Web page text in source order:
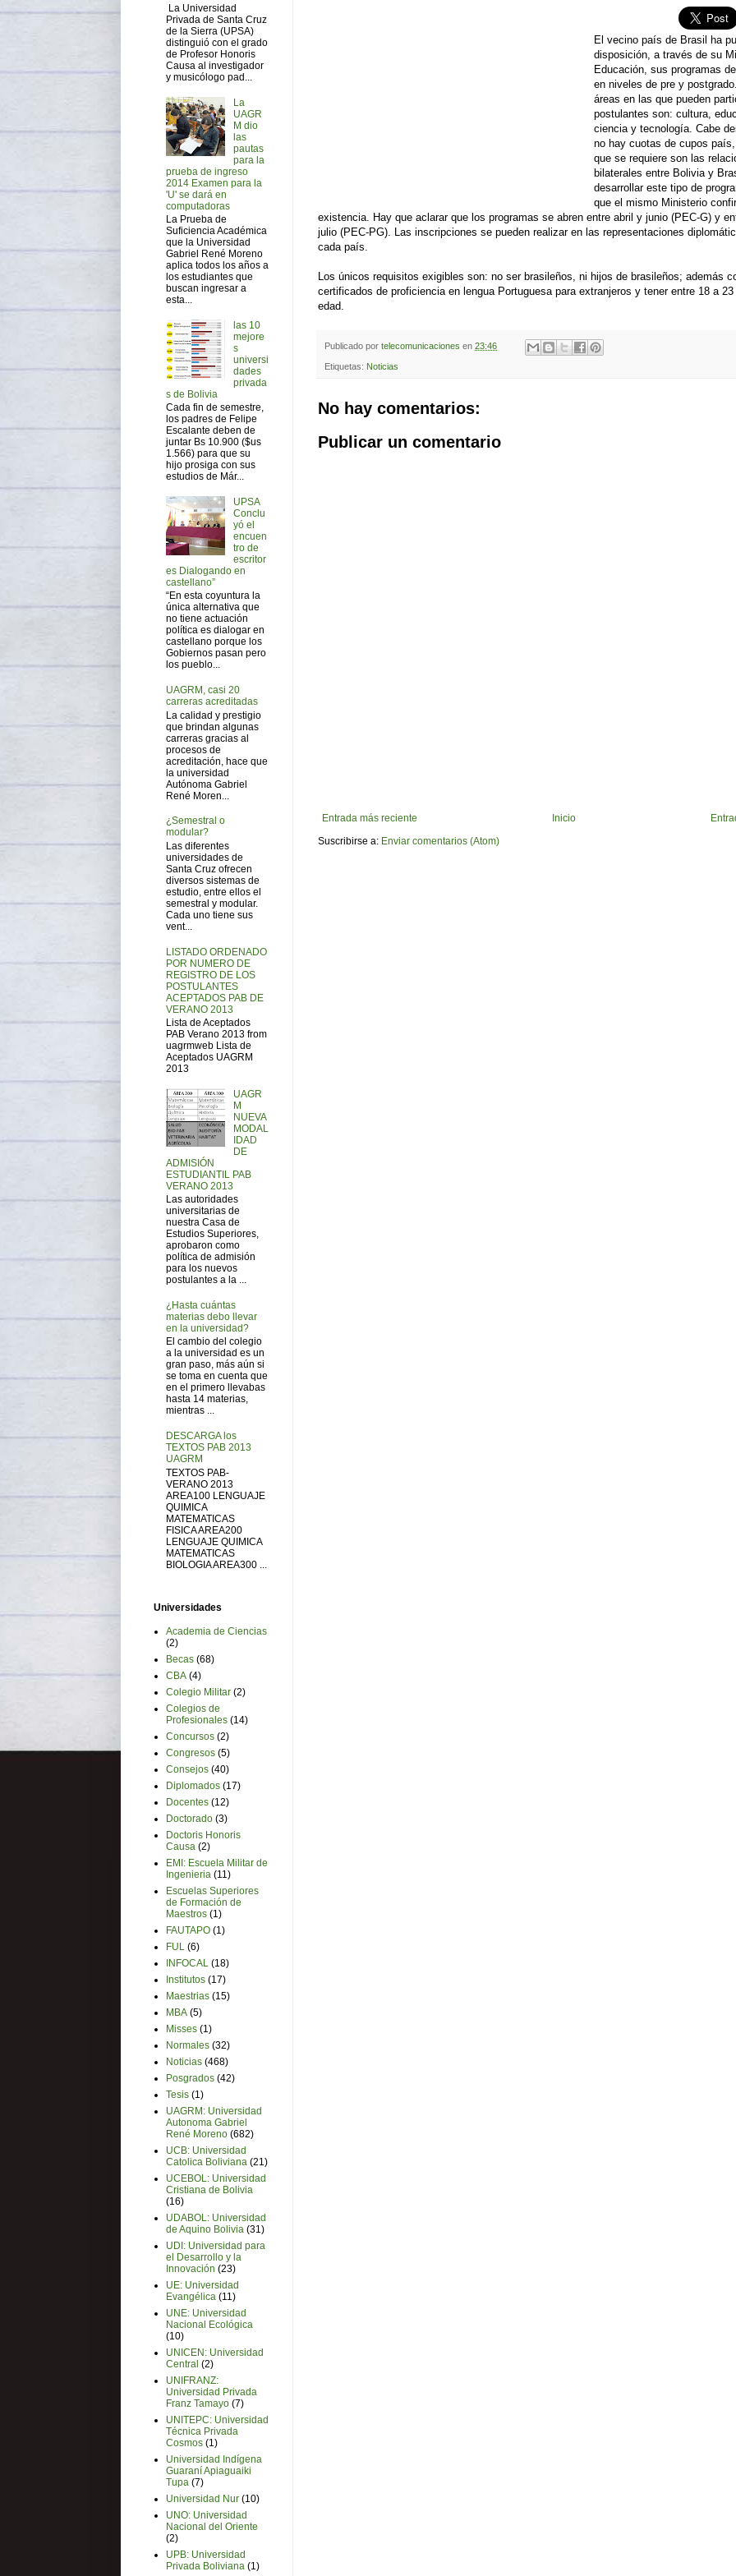
El vecino país de Brasil ha
disposición, a través de su
Educación, sus programas
en niveles de pre y
áreas en las que pueden
postulantes son: cultura,
ciencia y tecnología. Cabe
no hay cuotas de cupos
que se requiere son las
bilaterales entre Bolivia y
desarrollar este tipo de
que el mismo Ministerio
existencia. Hay que aclarar que los programas se abren entre abril y junio (PEC-G) y
julio (PEC-PG). Las inscripciones se pueden realizar en las representaciones
cada país.
Los únicos requisitos exigibles son: no ser brasileños, ni hijos de brasileños; además
certificados de proficiencia en lengua Portuguesa para extranjeros y tener entre 18 a
edad.
Publicado por telecomunicaciones en 23:46
Etiquetas: Noticias
No hay comentarios:
Publicar un comentario
Entrada más reciente
Inicio
Suscribirse a: Enviar comentarios (Atom)
La Universidad
Privada de Santa Cruz
de la Sierra (UPSA)
distinguió con el grado
de Profesor Honoris
Causa al investigador
y musicólogo pad...
La
UAGR
M dio
las
pautas
para la
prueba de ingreso
2014 Examen para la
'U' se dará en
computadoras
La Prueba de
Suficiencia Académica
que la Universidad
Gabriel René Moreno
aplica todos los años a
los estudiantes que
buscan ingresar a
esta...
las 10
mejore
s
universi
dades
privada
s de Bolivia
Cada fin de semestre,
los padres de Felipe
Escalante deben de
juntar Bs 10.900 ($us
1.566) para que su
hijo prosiga con sus
estudios de Már...
UPSA
Conclu
yó el
encuen
tro de
escritor
es Dialogando en
castellano”
“En esta coyuntura la
única alternativa que
no tiene actuación
política es dialogar en
castellano porque los
Gobiernos pasan pero
los pueblo...
UAGRM, casi 20
carreras acreditadas
La calidad y prestigio
que brindan algunas
carreras gracias al
procesos de
acreditación, hace que
la universidad
Autónoma Gabriel
René Moren...
¿Semestral o
modular?
Las diferentes
universidades de
Santa Cruz ofrecen
diversos sistemas de
estudio, entre ellos el
semestral y modular.
Cada uno tiene sus
vent...
LISTADO ORDENADO
POR NUMERO DE
REGISTRO DE LOS
POSTULANTES
ACEPTADOS PAB DE
VERANO 2013
Lista de Aceptados
PAB Verano 2013 from
uagrmweb Lista de
Aceptados UAGRM
2013
UAGR
M
NUEVA
MODAL
IDAD
DE
ADMISIÓN
ESTUDIANTIL PAB
VERANO 2013
Las autoridades
universitarias de
nuestra Casa de
Estudios Superiores,
aprobaron como
política de admisión
para los nuevos
postulantes a la ...
¿Hasta cuántas
materias debo llevar
en la universidad?
El cambio del colegio
a la universidad es un
gran paso, más aún si
se toma en cuenta que
en el primero llevabas
hasta 14 materias,
mientras ...
DESCARGA los
TEXTOS PAB 2013
UAGRM
TEXTOS PAB-
VERANO 2013
AREA100 LENGUAJE
QUIMICA
MATEMATICAS
FISICA AREA200
LENGUAJE QUIMICA
MATEMATICAS
BIOLOGIA AREA300 ...
Universidades
Academia de Ciencias
(2)
Becas (68)
CBA (4)
Colegio Militar (2)
Colegios de
Profesionales (14)
Concursos (2)
Congresos (5)
Consejos (40)
Diplomados (17)
Docentes (12)
Doctorado (3)
Doctoris Honoris
Causa (2)
EMI: Escuela Militar de
Ingenieria (11)
Escuelas Superiores
de Formación de
Maestros (1)
FAUTAPO (1)
FUL (6)
INFOCAL (18)
Institutos (17)
Maestrias (15)
MBA (5)
Misses (1)
Normales (32)
Noticias (468)
Posgrados (42)
Tesis (1)
UAGRM: Universidad
Autonoma Gabriel
René Moreno (682)
UCB: Universidad
Catolica Boliviana (21)
UCEBOL: Universidad
Cristiana de Bolivia
(16)
UDABOL: Universidad
de Aquino Bolivia (31)
UDI: Universidad para
el Desarrollo y la
Innovación (23)
UE: Universidad
Evangélica (11)
UNE: Universidad
Nacional Ecológica
(10)
UNICEN: Universidad
Central (2)
UNIFRANZ:
Universidad Privada
Franz Tamayo (7)
UNITEPC: Universidad
Técnica Privada
Cosmos (1)
Universidad Indígena
Guaraní Apiaguaiki
Tupa (7)
Universidad Nur (10)
UNO: Universidad
Nacional del Oriente
(2)
UPB: Universidad
Privada Boliviana (1)